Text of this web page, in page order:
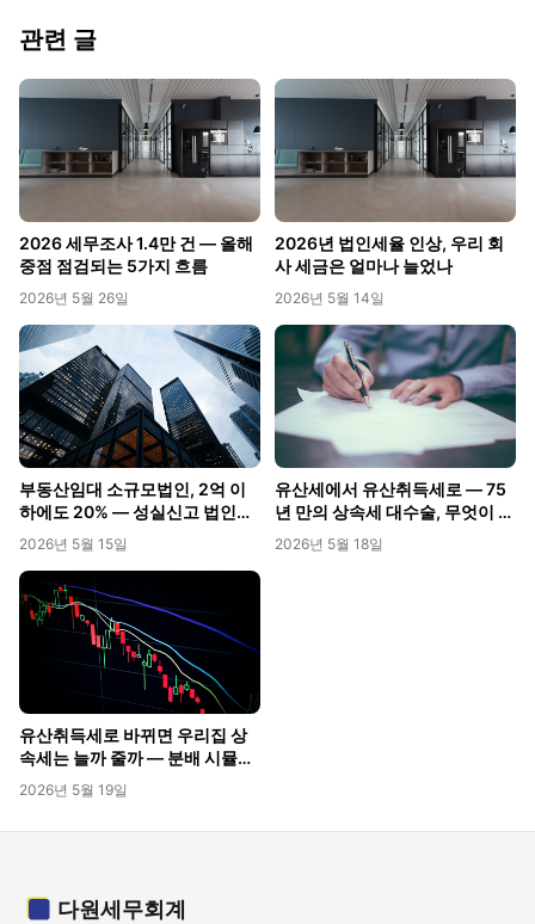
관련 글
2026 세무조사 1.4만 건 — 올해
중점 점검되는 5가지 흐름
2026년 5월 26일
2026년 법인세율 인상, 우리 회
사 세금은 얼마나 늘었나
2026년 5월 14일
부동산임대 소규모법인, 2억 이
하에도 20% — 성실신고 법인의
직격탄
2026년 5월 15일
유산세에서 유산취득세로 — 75
년 만의 상속세 대수술, 무엇이 바
뀔까
2026년 5월 18일
유산취득세로 바뀌면 우리집 상
속세는 늘까 줄까 — 분배 시뮬레
이션
2026년 5월 19일
다원세무회계